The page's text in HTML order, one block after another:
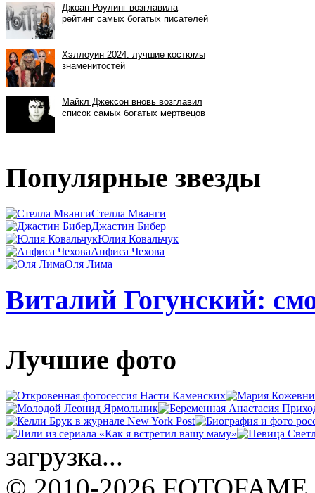
Популярные звезды
Стелла Мванги
Джастин Бибер
Юлия Ковальчук
Анфиса Чехова
Оля Лима
Виталий Гогунский:
Лучшие фото
загрузка...